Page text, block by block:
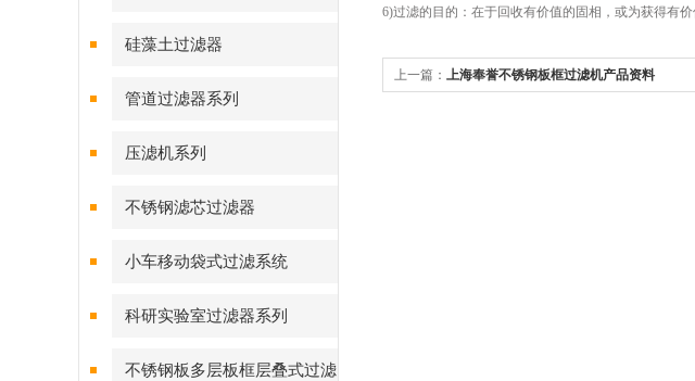
硅藻土过滤器
管道过滤器系列
压滤机系列
不锈钢滤芯过滤器
小车移动袋式过滤系统
科研实验室过滤器系列
不锈钢板多层板框层叠式过滤
6)过滤的目的：在于回收有价值的固相，或为获得有
上一篇： 上海奉誉不锈钢板框过滤机产品资料